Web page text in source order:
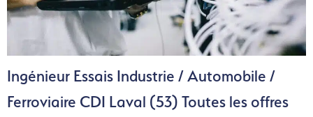
Ingénieur Essais Industrie / Automobile /
Ferroviaire CDI Laval (53) Toutes les offres